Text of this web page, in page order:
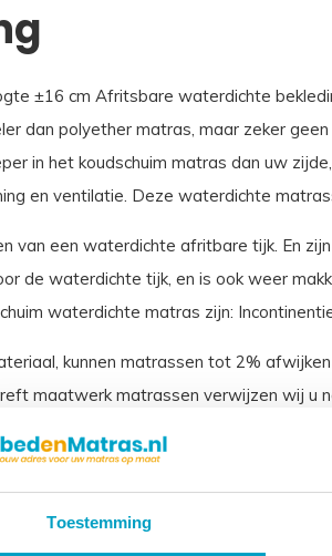
Toestemming
±16 cm Afritsbare waterdichte
dan polyether matras, maar zeker
in het koudschuim matras dan uw
en ventilatie. Deze waterdichte
van een waterdichte afritbare tijk. En
de waterdichte tijk, en is ook weer
waterdichte matras zijn:
kunnen matrassen tot 2%
maatwerk matrassen verwijzen wij u
producten